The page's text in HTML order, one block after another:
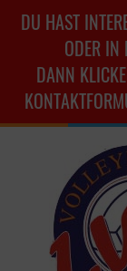
DU HAST
ODER IN
DANN